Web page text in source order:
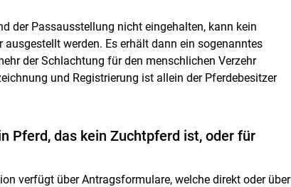
der Passausstellung nicht eingehalten, kann kein
werden. Es erhält dann ein sogenanntes
der Schlachtung für den menschlichen Verzehr
und Registrierung ist allein der Pferdebesitzer
Pferd, das kein Zuchtpferd ist, oder für
verfügt über Antragsformulare, welche direkt oder über